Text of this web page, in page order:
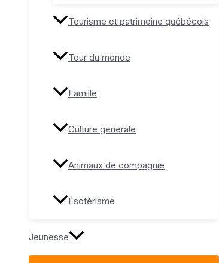
Tourisme et patrimoine québécois
Tour du monde
Famille
Culture générale
Animaux de compagnie
Ésotérisme
Jeunesse